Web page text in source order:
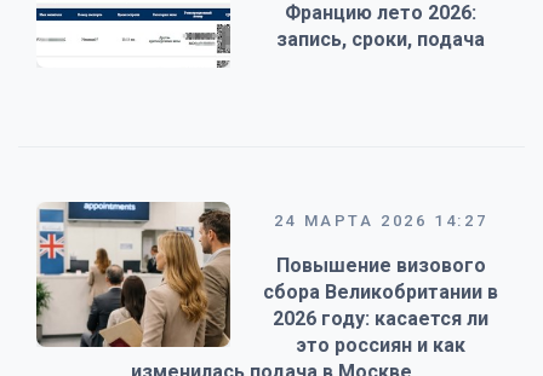
Францию лето 2026:
запись, сроки, подача
24 МАРТА 2026 14:27
Повышение визового
сбора Великобритании в
2026 году: касается ли
это россиян и как